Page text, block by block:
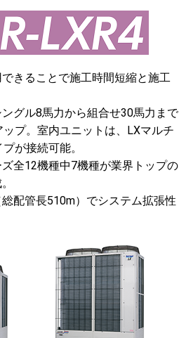
きることで施工時間短縮と施工
グル8馬力から組合せ30馬力まで
プ。室内ユニットは、LXマルチ
が接続可能。
全12機種中7機種が業界トップの
配管長510m）でシステム拡張性